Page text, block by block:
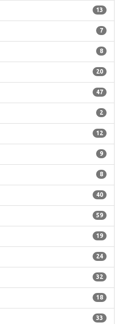
13
7
8
20
47
2
12
9
8
40
59
19
24
32
18
33